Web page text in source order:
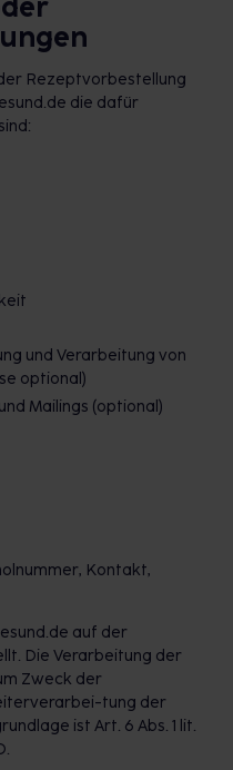
Rezeptvorbestellung
die dafür
und Verarbeitung von
optional)
Mailings (optional)
Kontakt,
auf der
Die Verarbeitung der
Zweck der
tung der
ist Art. 6 Abs. 1 lit.